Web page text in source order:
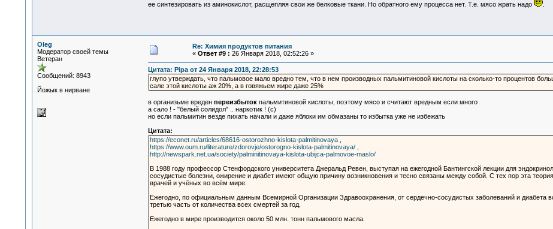
ее синтезировать из аминокислот, расщепляя свои же белковые ткани. Но обратного ему процесса нет. Т.е. мясо жрать надо
.
Oleg
Модератор своей темы
Ветеран
Сообщений: 8943
Йожык в нирване
Re: Химия продуктов питания
« Ответ #9 : 26 Января 2018, 02:52:26 »
Цитата: Pipa от 24 Января 2018, 22:28:53
глупо утверждать, что пальмовое мало вредно тем, что в нем производных пальмитиновой кислоты на сколько-то процентов
сале этой кислоты аж 20%, а в говяжьем жире даже 25%
в организьме вреден переизбытокпальмитиновой кислоты, поэтому мясо и считают вредным если много
а сало ! - "белый солидол" .. наркотик ! (с)
но если пальмитин везде пихать начали и даже яблоки им обмазаны то избытка уже не избежать
Цитата:
https://econet.ru/articles/68616-ostorozhno-kislota-palmitinovaya,
https://www.oum.ru/literature/zdorovje/ostorogno-kislota-palmitinovaya/,
http://newspark.net.ua/society/palminitinovaya-kislota-ubijca-palmovoe-maslo/
В 1988 году профессор Стенфордского университета Джеральд Ревен, выступая на ежегодной Бантингской лекции для
сосудистые болезни, ожирение и диабет имеют общую причину возникновения и тесно связаны между собой. С тех пор эта
врачей и учёных во всём мире.
Ежегодно, по официальным данным Всемирной Организации Здравоохранения, от сердечно-сосудистых заболеваний и диабета
третью часть от количества всех смертей за год.
Ежегодно в мире производится около 50 млн. тонн пальмового масла.